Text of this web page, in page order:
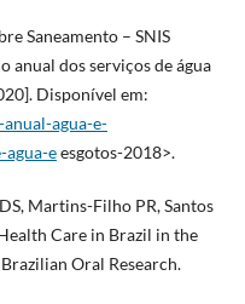
Saneamento – SNIS
anual dos serviços de água
Disponível em:
agua-e-
agua-eesgotos-2018>.
Martins-Filho PR, Santos
Care in Brazil in the
Oral Research.